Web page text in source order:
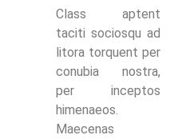
Class aptent
taciti sociosqu ad
litora torquent per
conubia nostra,
per inceptos
himenaeos.
Maecenas